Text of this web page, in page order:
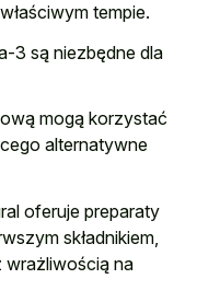
tempie.
3 są niezbędne dla
mogą korzystać
alternatywne
oferuje preparaty
składnikiem,
wrażliwością na